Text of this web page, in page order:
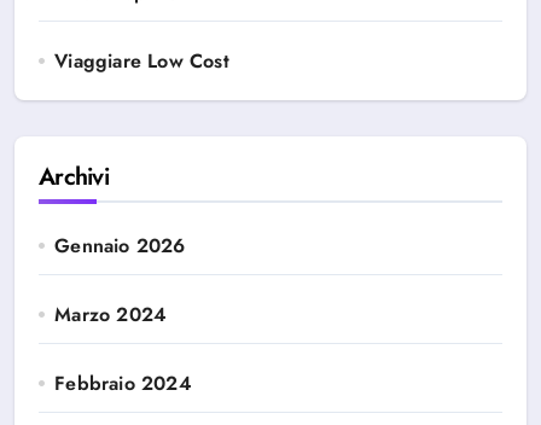
Viaggiare Low Cost
Archivi
Gennaio 2026
Marzo 2024
Febbraio 2024